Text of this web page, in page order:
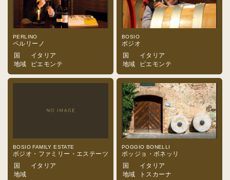
PERLINO
ペルリーノ
国
イタリア
地域
ピエモンテ
BOSIO
ボジオ
国
イタリア
地域
ピエモンテ
BOSIO FAMILY ESTATE
ボジオ・ファミリー・エステーツ
国
イタリア
地域
POGGIO BONELLI
ポッジョ・ボネッリ
国
イタリア
地域
トスカーナ